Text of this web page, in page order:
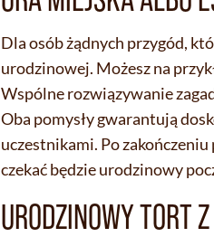
Dla osób żądnych przygód,
urodzinowej. Możesz na
Wspólne rozwiązywanie
Oba pomysły gwarantują
uczestnikami. Po
czekać będzie urodzinowy
URODZINOWY TORT